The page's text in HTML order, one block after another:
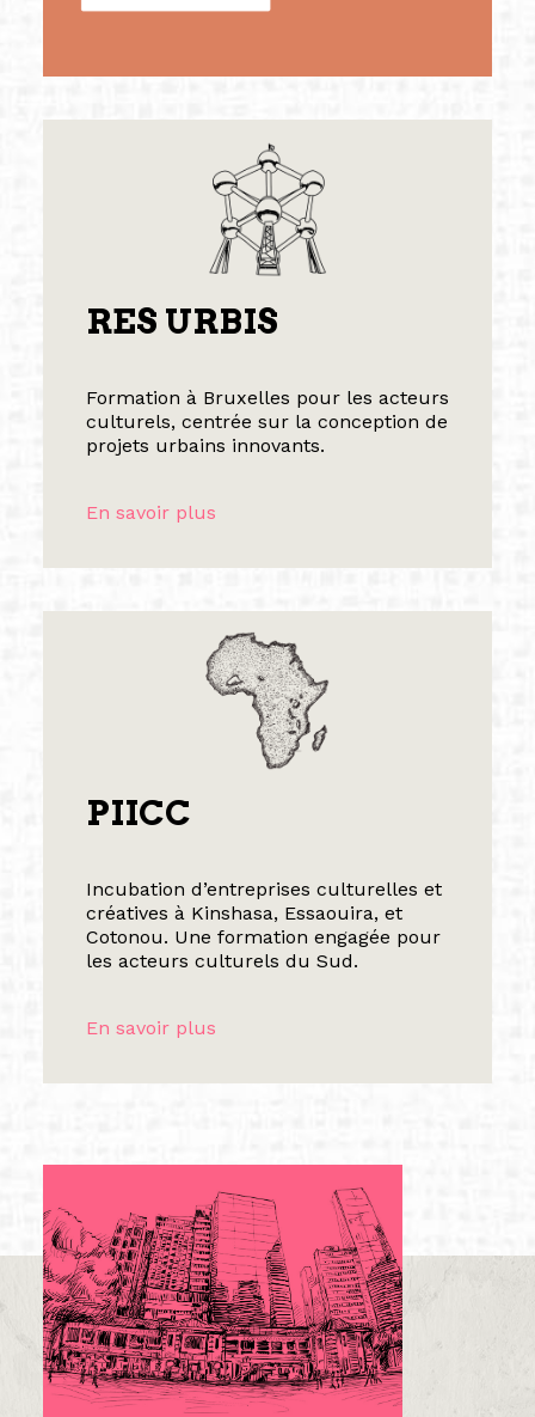
RES URBIS
Formation à Bruxelles pour les acteurs
culturels, centrée sur la conception de
projets urbains innovants.
En savoir plus
PIICC
Incubation d’entreprises culturelles et
créatives à Kinshasa, Essaouira, et
Cotonou. Une formation engagée pour
les acteurs culturels du Sud.
En savoir plus